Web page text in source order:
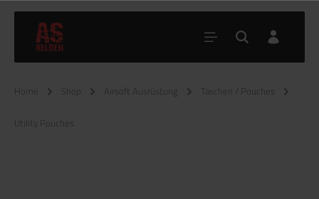
Home Shop Airsoft Ausrüstung Taschen / Pouches
Utility Pouches